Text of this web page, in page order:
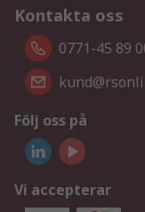
Kontakta oss
0771-45 89
Följ oss på
Vi accepterar